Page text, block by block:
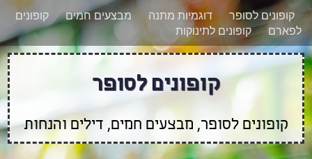
רוצים להישאר מעודכנים לגבי קופונים חדשים?
הצטרפו אלינו גם
בוואטסאפ
קופונים לסופר דוגמיות מתנה מבצעים חמים
קופונים
לפארם
קופונים לתינוקות
קופונים לסופר
קופונים לסופר, מבצעים חמים, דילים והנחות